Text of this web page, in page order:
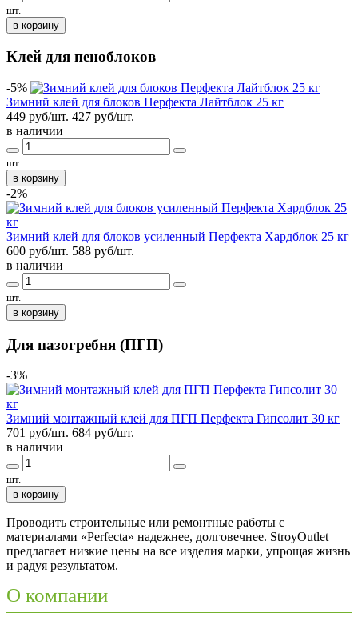
шт.
в корзину
Клей для пеноблоков
-5%
Зимний клей для блоков Перфекта Лайтблок 25 кг
449 руб/шт. 427 руб/шт.
в наличии
шт.
в корзину
-2%
Зимний клей для блоков усиленный Перфекта Хардблок 25 кг
600 руб/шт. 588 руб/шт.
в наличии
шт.
в корзину
Для пазогребня (ПГП)
-3%
Зимний монтажный клей для ПГП Перфекта Гипсолит 30 кг
701 руб/шт. 684 руб/шт.
в наличии
шт.
в корзину
Проводить строительные или ремонтные работы с
материалами «Perfecta» надежнее, долговечнее. StroyOutlet
предлагает низкие цены на все изделия марки, упрощая жизнь
и радуя результатом.
О компании